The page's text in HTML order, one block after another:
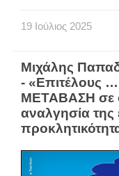
19 Ιούλιος 2025
Μιχάλης
- «Επιτέλους
ΜΕΤΑΒΑΣΗ σε
αναλγησία της